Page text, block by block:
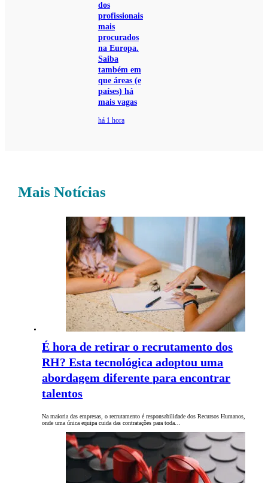
dos
profissionais
mais
procurados
na Europa.
Saiba
também em
que áreas (e
países) há
mais vagas
há 1 hora
Mais Notícias
É hora de retirar o recrutamento dos
RH? Esta tecnológica adoptou uma
abordagem diferente para encontrar
talentos
Na maioria das empresas, o recrutamento é responsabilidade dos Recursos Humanos,
onde uma única equipa cuida das contratações para toda…